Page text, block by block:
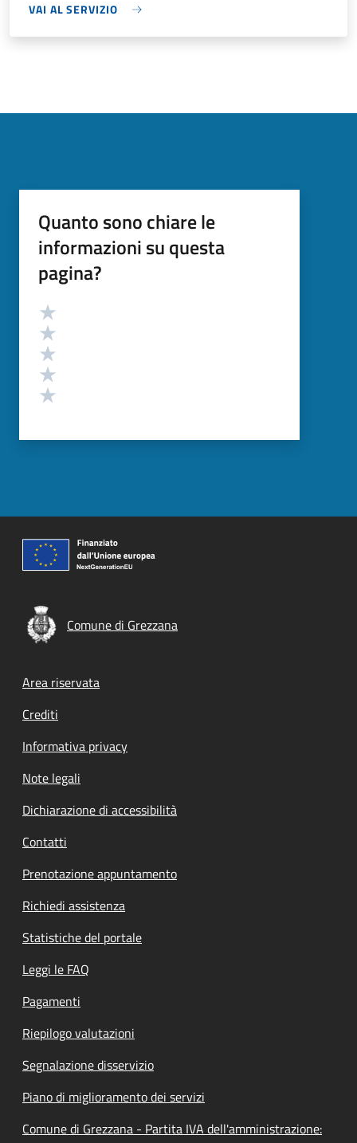
VAI AL SERVIZIO
Quanto sono chiare le
informazioni su questa
pagina?
Valutazione
Comune di Grezzana
Footer menu
Area riservata
Crediti
Informativa privacy
Note legali
Dichiarazione di accessibilità
Contatti
Prenotazione appuntamento
Richiedi assistenza
Statistiche del portale
Leggi le FAQ
Pagamenti
Riepilogo valutazioni
Segnalazione disservizio
Piano di miglioramento dei servizi
Comune di Grezzana - Partita IVA dell'amministrazione: